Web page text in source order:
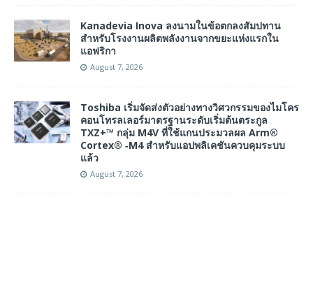
Kanadevia Inova ลงนามในข้อตกลงสัมปทาน
สำหรับโรงงานผลิตพลังงานจากขยะแห่งแรกใน
แอฟริกา
August 7, 2026
Toshiba เริ่มจัดส่งตัวอย่างทางวิศวกรรมของไมโคร
คอนโทรลเลอร์มาตรฐานระดับเริ่มต้นตระกูล
TXZ+™ กลุ่ม M4V ที่ใช้แกนประมวลผล Arm®
Cortex® ‑M4 สำหรับแอปพลิเคชันควบคุมระบบ
แล้ว
August 7, 2026